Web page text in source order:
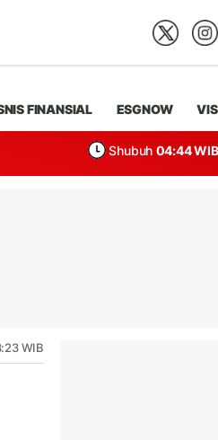
FINANSIAL ESGNOW
Shubuh 04:44 WIB
WIB